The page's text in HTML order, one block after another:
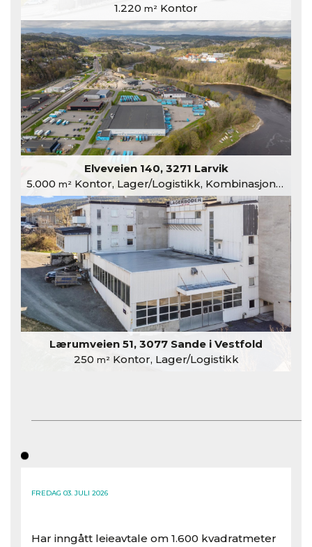
1.220 m² Kontor
Elveveien 140, 3271 Larvik
5.000 m²Kontor, Lager/Logistikk, Kombinasjonslokaler
Lærumveien 51, 3077 Sande i Vestfold
250 m²Kontor, Lager/Logistikk
FREDAG 03. JULI 2026
Har inngått leieavtale om 1.600 kvadratmeter